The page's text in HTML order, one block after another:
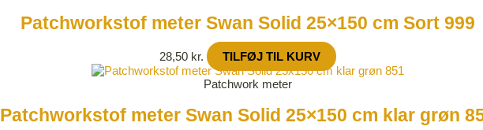
Patchworkstof meter Swan Solid 25×150 cm Sort 999
28,50 kr. TILFØJ TIL KURV
Patchwork meter
Patchworkstof meter Swan Solid 25×150 cm klar grøn